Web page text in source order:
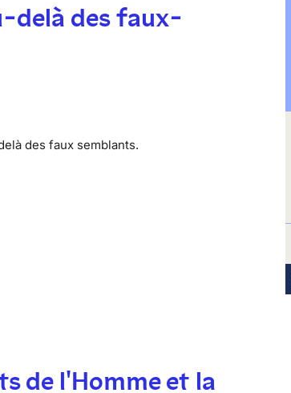
delà des faux-
des faux semblants.
de l'Homme et la